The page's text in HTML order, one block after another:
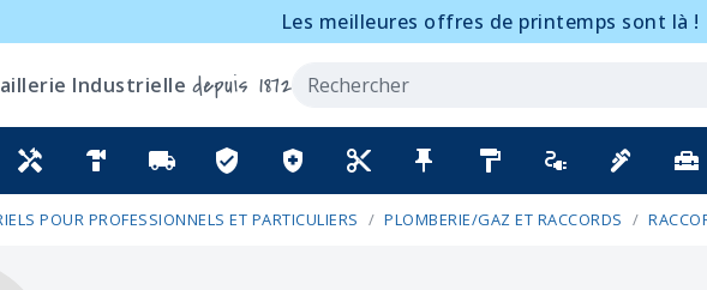
Les meilleures offres de printemps sont là !
Industrielle depuis 1872
handyman hardware local_shipping verified_user health_and_safety content_cut push_pin format_paint electrical_services plumbing home_repair_service
POUR PROFESSIONNELS ET PARTICULIERS PLOMBERIE/GAZ ET RACCORDS